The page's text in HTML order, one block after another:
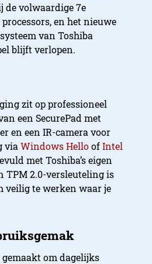
de volwaardige 7e
en het nieuwe
van Toshiba
blijft verlopen.
zit op professioneel
een SecurePad met
en een IR-camera voor
via Windows HelloofIntel
met Toshiba’s eigen
TPM 2.0-versleuteling is
veilig te werken waar je
gemaakt om dagelijks